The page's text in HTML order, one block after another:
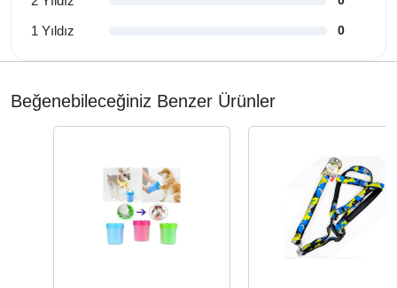
1 Yıldız 0
Beğenebileceğiniz Benzer Ürünler